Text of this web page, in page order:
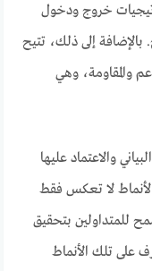
خروج ودخول
إلى ذلك، تتيح
والمقاومة، وهي
والاعتماد عليها
لا تعكس فقط
للمتداولين بتحقيق
على تلك الأنماط